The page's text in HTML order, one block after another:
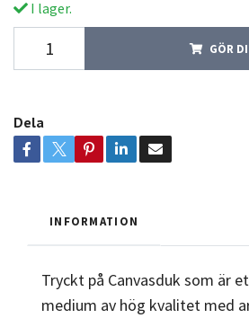
I lager.
GÖR
Dela
INFORMATION
Tryckt på Canvasduk som är
medium av hög kvalitet med